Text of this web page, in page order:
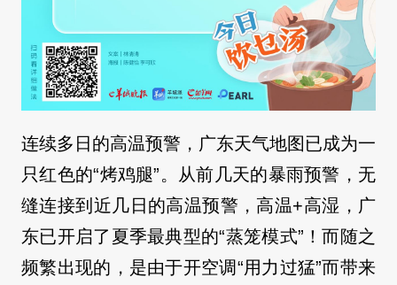
连续多日的高温预警，广东天气地图已成为一
只红色的“烤鸡腿”。从前几天的暴雨预警，无
缝连接到近几日的高温预警，高温+高湿，广
东已开启了夏季最典型的“蒸笼模式”！而随之
频繁出现的，是由于开空调“用力过猛”而带来